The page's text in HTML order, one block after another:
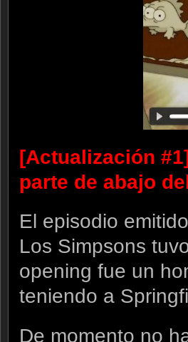
[Actualización
parte de abajo
El episodio
Los Simpsons
opening fue un
teniendo a
De momento no